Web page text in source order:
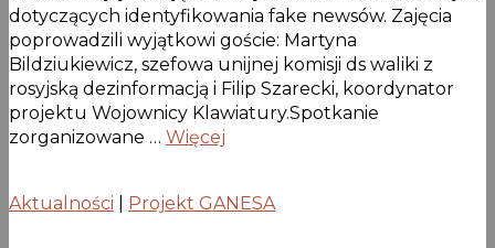
dotyczących identyfikowania fake newsów. Zajęcia
poprowadzili wyjątkowi goście: Martyna
Bildziukiewicz, szefowa unijnej komisji ds waliki z
rosyjską dezinformacją i Filip Szarecki, koordynator
projektu Wojownicy Klawiatury.Spotkanie
zorganizowane … Więcej
Aktualności Projekt GANESA